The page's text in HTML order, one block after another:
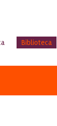
Biblioteca